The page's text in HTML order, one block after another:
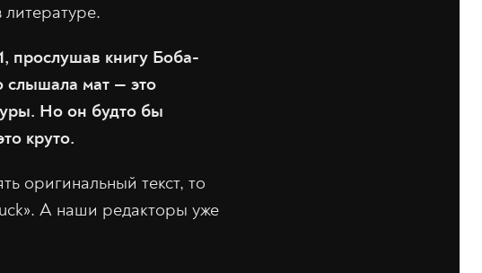
прослушав книгу Боба-
слышала мат — это
Но он будто бы
круто.
оригинальный текст, то
А наши редакторы уже